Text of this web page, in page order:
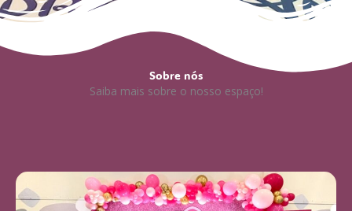
Sobre nós
Saiba mais sobre o nosso espaço!